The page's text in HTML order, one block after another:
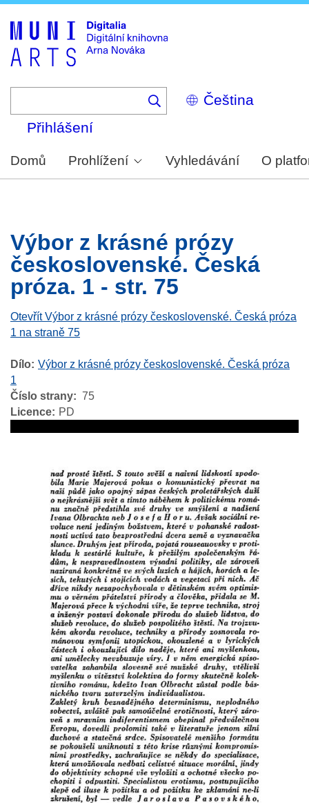
Select
your
Přihlášení
Domů Prohlížení Vyhledávání O
Výbor z krásné prózy
československé. Česká
próza. 1 - str. 75
Otevřít Výbor z krásné prózy československé. Česká próza
1 na straně 75
Dílo Výbor z krásné prózy československé. Česká próza
1
Číslo strany
75
Licence
PD